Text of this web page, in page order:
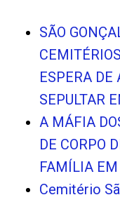
SÃO
ESPERA DE
SEPULTAR
A MÁFIA
DE CORPO
FAMÍLIA EM
Cemitério